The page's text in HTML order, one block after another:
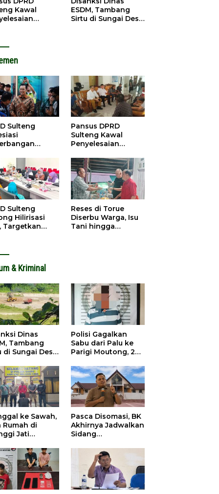
Kawal
ESDM, Tambang
Sirtu di Sungai Desa
Sulteng
Dorong
Pansus DPRD
Sulteng Kawal
Penyelesaian
Sawit di Tolitoli
Sulteng
Hilirisasi
Targetkan
Reses di Torue
Diserbu Warga, Isu
Tani hingga
& Kriminal
Dinas
Tambang
di Sungai Desa
Polisi Gagalkan
Sabu dari Palu ke
Parigi Moutong, 2
Ditangkap
ke Sawah,
Rumah di
Jati
Dini Hari
Pasca Disomasi, BK
Akhirnya Jadwalkan
Sidang
Terhadap Selpina